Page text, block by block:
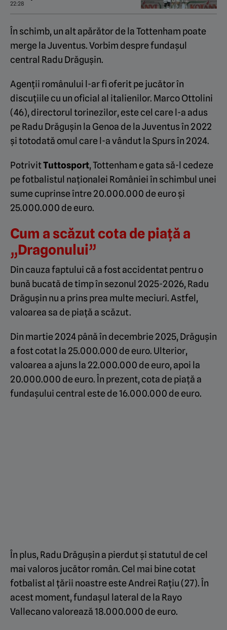
22:28
În schimb, un alt apărător de la Tottenham poate
merge la Juventus. Vorbim despre fundașul
central Radu Drăgușin.
Agenții românului l-ar fi oferit pe jucător în
discuțiile cu un oficial al italienilor. Marco Ottolini
(46), directorul torinezilor, este cel care l-a adus
pe Radu Drăgușin la Genoa de la Juventus în 2022
și totodată omul care l-a vândut la Spurs în 2024.
PotrivitTuttosport, Tottenham e gata să-l cedeze
pe fotbalistul naționalei României în schimbul unei
sume cuprinse între 20.000.000 de euro și
25.000.000 de euro.
Cum a scăzut cota de piață a
„Dragonului”
Din cauza faptului că a fost accidentat pentru o
bună bucată de timp în sezonul 2025-2026, Radu
Drăgușin nu a prins prea multe meciuri. Astfel,
valoarea sa de piață a scăzut.
Din martie 2024 până în decembrie 2025, Drăgușin
a fost cotat la 25.000.000 de euro. Ulterior,
valoarea a ajuns la 22.000.000 de euro, apoi la
20.000.000 de euro. În prezent, cota de piață a
fundașului central este de 16.000.000 de euro.
În plus, Radu Drăgușin a pierdut și statutul de cel
mai valoros jucător român. Cel mai bine cotat
fotbalist al țării noastre este Andrei Rațiu (27). În
acest moment, fundașul lateral de la Rayo
Vallecano valorează 18.000.000 de euro.